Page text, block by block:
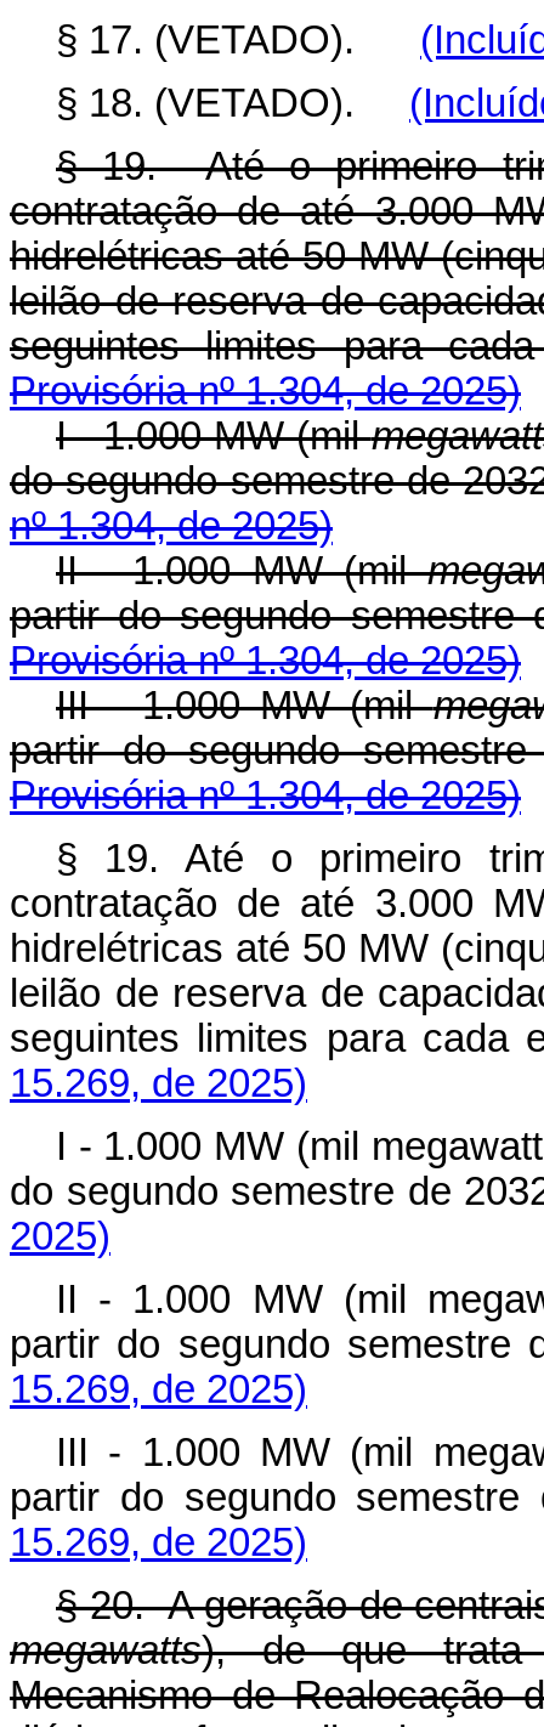
§ 17. (VETADO).
§ 18. (VETADO).
§ 19. Até o primeiro
contratação de até 3.000
hidrelétricas até 50 MW
leilão de reserva de
seguintes limites para
Provisória nº 1.304, de 2025)
I - 1.000 MW (mil
do segundo semestre de
nº 1.304, de 2025)
II - 1.000 MW (mil
partir do segundo
Provisória nº 1.304, de 2025)
III - 1.000 MW (mil
partir do segundo
Provisória nº 1.304, de 2025)
§ 19. Até o primeiro
contratação de até 3.000
hidrelétricas até 50 MW
leilão de reserva de
seguintes limites para
15.269, de 2025)
I - 1.000 MW (mil
do segundo semestre de
2025)
II - 1.000 MW (mil
partir do segundo
15.269, de 2025)
III - 1.000 MW (mil
partir do segundo
15.269, de 2025)
§ 20. A geração de
megawatts), de que trata
Mecanismo de Realocação